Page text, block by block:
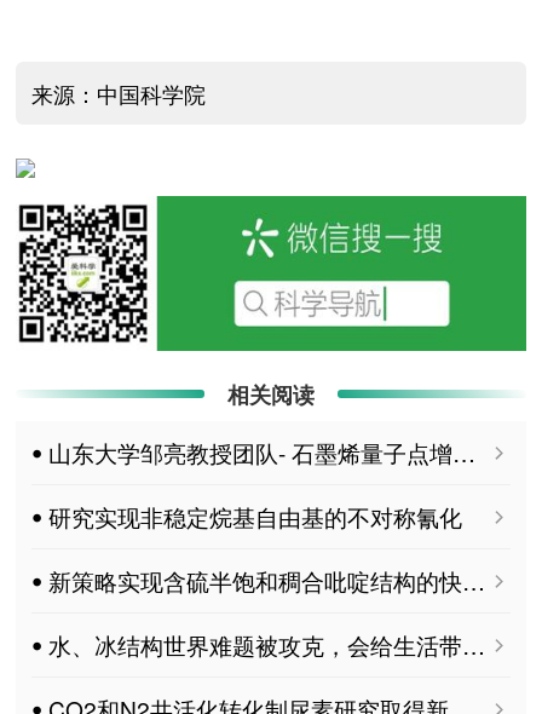
来源：中国科学院
相关阅读
ꔷ 山东大学邹亮教授团队- 石墨烯量子点增强环氧树脂抗辐照能力的分子模拟与损伤程度微观表征
ꔷ 研究实现非稳定烷基自由基的不对称氰化
ꔷ 新策略实现含硫半饱和稠合吡啶结构的快速构建
ꔷ 水、冰结构世界难题被攻克，会给生活带来哪些改变？